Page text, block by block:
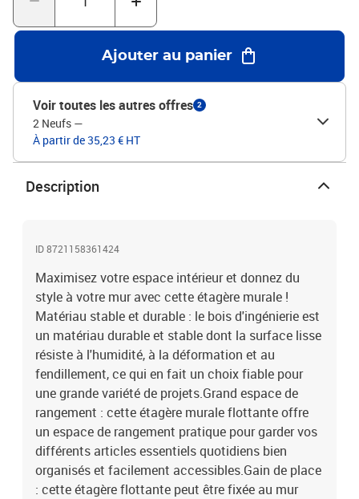
l'intérieur du mur ne sont pas incluses. Nous vous conseillons de
trouver et d'utiliser des vis et des chevilles adaptées
spécifiquement à vos murs. Si vous n'êtes pas sûr, vous pouvez
consulter un professionnel. Veuillez lire et suivre chaque étape des
instructions.Couleur : sonoma grisMatériau : bois
d'ingénierieDimensions : 100 x 25 x 50 cm (l x P x H)Capacité de
charge maximale (totale) : 20 kgAssemblage requis : oui
Ajouter au panier
Voir toutes les autres offres 2
2 Neufs —
À partir de 35,23 € HT
Description
ID 8721158361424
Maximisez votre espace intérieur et donnez du
style à votre mur avec cette étagère murale !
Matériau stable et durable : le bois d'ingénierie est
un matériau durable et stable dont la surface lisse
résiste à l'humidité, à la déformation et au
fendillement, ce qui en fait un choix fiable pour
une grande variété de projets.Grand espace de
rangement : cette étagère murale flottante offre
un espace de rangement pratique pour garder vos
différents articles essentiels quotidiens bien
organisés et facilement accessibles.Gain de place
: cette étagère flottante peut être fixée au mur